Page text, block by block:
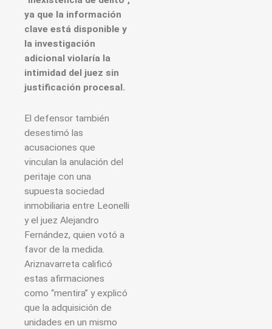
ya que la información
clave está disponible y
la investigación
adicional violaría la
intimidad del juez sin
justificación procesal.
El defensor también
desestimó las
acusaciones que
vinculan la anulación del
peritaje con una
supuesta sociedad
inmobiliaria entre Leonelli
y el juez Alejandro
Fernández, quien votó a
favor de la medida.
Ariznavarreta calificó
estas afirmaciones
como “mentira” y explicó
que la adquisición de
unidades en un mismo